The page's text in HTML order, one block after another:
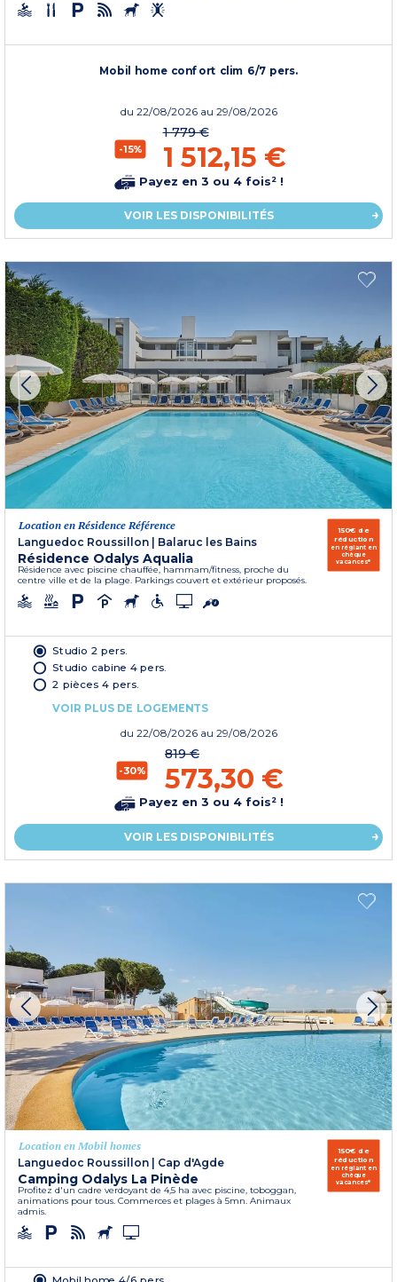
Mobil home confort clim 6/7 pers.
du 22/08/2026 au 29/08/2026
-15%
1 779 €
1 512,15 €
Payez en 3 ou 4 fois² !
VOIR LES DISPONIBILITÉS
Location en Résidence Référence
Languedoc Roussillon | Balaruc les Bains
Résidence Odalys Aqualia
Résidence avec piscine chauffée, hammam/fitness, proche du
centre ville et de la plage. Parkings couvert et extérieur proposés.
150€ de
réduction
en réglant en
chèque
vacances*
Studio 2 pers.
Studio cabine 4 pers.
2 pièces 4 pers.
VOIR PLUS DE LOGEMENTS
du 22/08/2026 au 29/08/2026
-30%
819 €
573,30 €
Payez en 3 ou 4 fois² !
VOIR LES DISPONIBILITÉS
Location en Mobil homes
Languedoc Roussillon | Cap d'Agde
Camping Odalys La Pinède
Profitez d'un cadre verdoyant de 4,5 ha avec piscine, toboggan,
animations pour tous. Commerces et plages à 5mn. Animaux
admis.
150€ de
réduction
en réglant en
chèque
vacances*
Mobil home 4/6 pers.